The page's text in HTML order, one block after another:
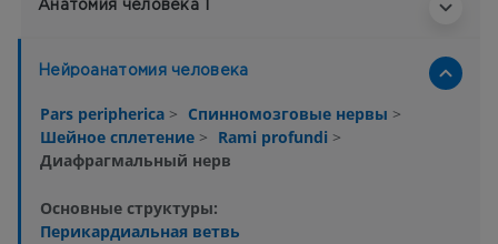
Анатомия человека 1
Нейроанатомия человека
Pars peripherica > Спинномозговые нервы >
Шейное сплетение > Rami profundi >
Диафрагмальный нерв
Основные структуры:
Перикардиальная ветвь